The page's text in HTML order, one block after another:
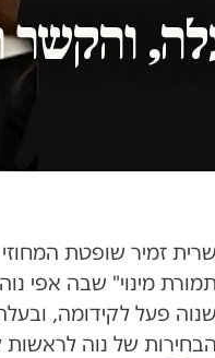
והקשר
שרית זמיר שופטת
תמורת מינוי" שבה אפי
שנוה פעל לקידומה,
הבחירות של נוה לראשות